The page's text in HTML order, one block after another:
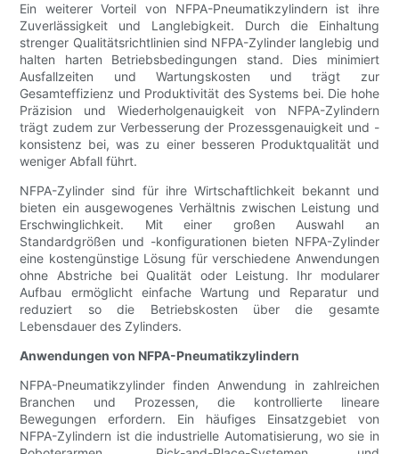
Ein weiterer Vorteil von NFPA-Pneumatikzylindern ist ihre
Zuverlässigkeit und Langlebigkeit. Durch die Einhaltung
strenger Qualitätsrichtlinien sind NFPA-Zylinder langlebig und
halten harten Betriebsbedingungen stand. Dies minimiert
Ausfallzeiten und Wartungskosten und trägt zur
Gesamteffizienz und Produktivität des Systems bei. Die hohe
Präzision und Wiederholgenauigkeit von NFPA-Zylindern
trägt zudem zur Verbesserung der Prozessgenauigkeit und -
konsistenz bei, was zu einer besseren Produktqualität und
weniger Abfall führt.
NFPA-Zylinder sind für ihre Wirtschaftlichkeit bekannt und
bieten ein ausgewogenes Verhältnis zwischen Leistung und
Erschwinglichkeit. Mit einer großen Auswahl an
Standardgrößen und -konfigurationen bieten NFPA-Zylinder
eine kostengünstige Lösung für verschiedene Anwendungen
ohne Abstriche bei Qualität oder Leistung. Ihr modularer
Aufbau ermöglicht einfache Wartung und Reparatur und
reduziert so die Betriebskosten über die gesamte
Lebensdauer des Zylinders.
Anwendungen von NFPA-Pneumatikzylindern
NFPA-Pneumatikzylinder finden Anwendung in zahlreichen
Branchen und Prozessen, die kontrollierte lineare
Bewegungen erfordern. Ein häufiges Einsatzgebiet von
NFPA-Zylindern ist die industrielle Automatisierung, wo sie in